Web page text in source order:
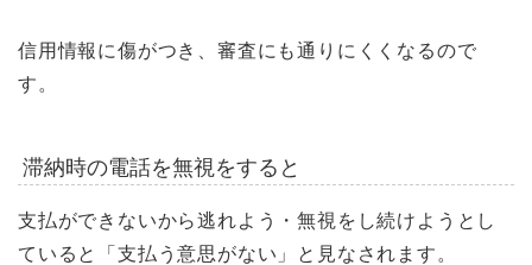
信用情報に傷がつき、審査にも通りにくくなるので
す。
滞納時の電話を無視をすると
支払ができないから逃れよう・無視をし続けようとし
ていると「支払う意思がない」と見なされます。